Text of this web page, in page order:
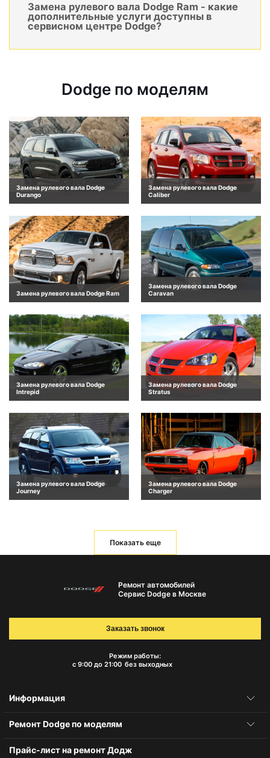
Замена рулевого вала Dodge Ram - какие
дополнительные услуги доступны в
сервисном центре Dodge?
Dodge по моделям
Замена рулевого вала Dodge
Durango
Замена рулевого вала Dodge
Caliber
Замена рулевого вала Dodge Ram
Замена рулевого вала Dodge
Caravan
Замена рулевого вала Dodge
Intrepid
Замена рулевого вала Dodge
Stratus
Замена рулевого вала Dodge
Journey
Замена рулевого вала Dodge
Charger
Показать еще
Ремонт автомобилей
Сервис Dodge в Москве
Режим работы:
с 9:00 до 21:00 без выходных
Заказать звонок
Информация
Ремонт Dodge по моделям
Прайс-лист на ремонт Додж